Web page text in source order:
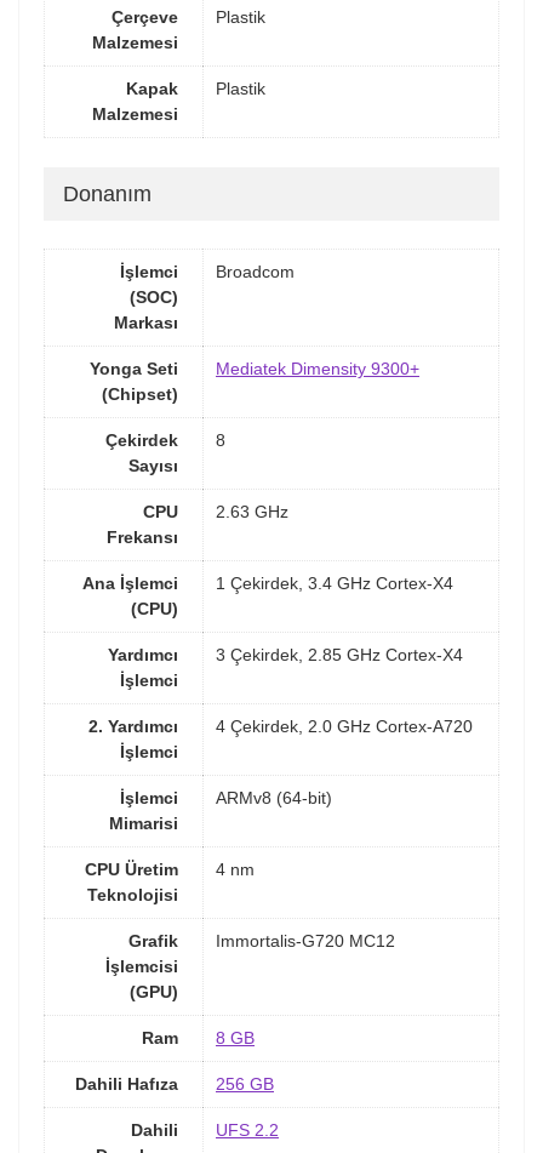
Çerçeve
Malzemesi
Plastik
Kapak
Malzemesi
Plastik
Donanım
İşlemci
(SOC)
Markası
Broadcom
Yonga Seti
(Chipset)
Mediatek Dimensity 9300+
Çekirdek
Sayısı
8
CPU
Frekansı
2.63 GHz
Ana İşlemci
(CPU)
1 Çekirdek, 3.4 GHz Cortex-X4
Yardımcı
İşlemci
3 Çekirdek, 2.85 GHz Cortex-X4
2. Yardımcı
İşlemci
4 Çekirdek, 2.0 GHz Cortex-A720
İşlemci
Mimarisi
ARMv8 (64-bit)
CPU Üretim
Teknolojisi
4 nm
Grafik
İşlemcisi
(GPU)
Immortalis-G720 MC12
Ram 8 GB
Dahili Hafıza 256 GB
Dahili
UFS 2.2